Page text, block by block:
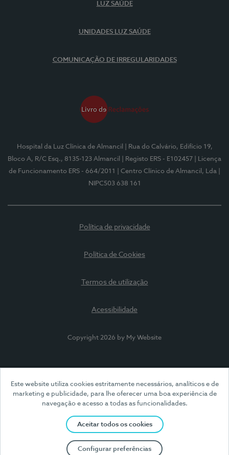
Este website utiliza cookies estritamente necessários, analíticos e de
marketing e publicidade, para lhe oferecer uma boa experiência de
navegação e acesso a todas as funcionalidades.
Aceitar todos os cookies
Configurar preferências
LUZ SAÚDE
UNIDADES LUZ SAÚDE
COMUNICAÇÃO DE IRREGULARIDADES
Hospital da Luz Clínica de Almancil
| Rua do Calvário, Edifício 19,
Bloco A, R/C Esq., 8135-123 Almancil
| Registo ERS - E102457
| Licença
de Funcionamento ERS - 664/2011
| Centro Clínico de Almancil, Lda
NIPC503 638 161
Política de privacidade
Política de Cookies
Termos de utilização
Acessibilidade
Copyright 2026 by My Website